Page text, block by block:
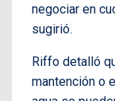
negociar en
sugirió.
Riffo detalló
mantención o